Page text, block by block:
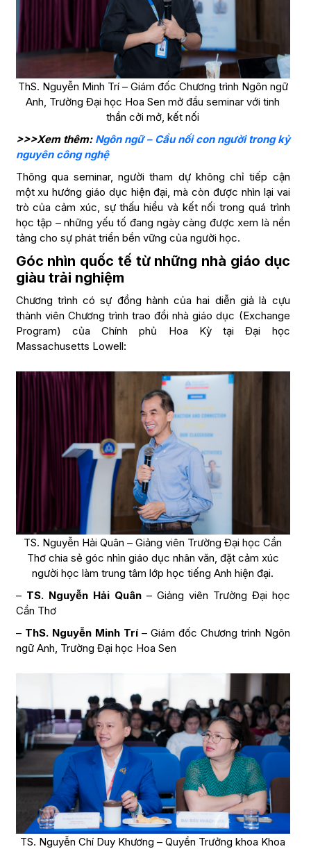
ThS. Nguyễn Minh Trí – Giám đốc Chương trình Ngôn ngữ
Anh, Trường Đại học Hoa Sen mở đầu seminar với tinh
thần cởi mở, kết nối
>>>Xem thêm: Ngôn ngữ – Cầu nối con người trong kỷ
nguyên công nghệ
Thông qua seminar, người tham dự không chỉ tiếp cận
một xu hướng giáo dục hiện đại, mà còn được nhìn lại vai
trò của cảm xúc, sự thấu hiểu và kết nối trong quá trình
học tập – những yếu tố đang ngày càng được xem là nền
tảng cho sự phát triển bền vững của người học.
Góc nhìn quốc tế từ những nhà giáo dục
giàu trải nghiệm
Chương trình có sự đồng hành của hai diễn giả là cựu
thành viên Chương trình trao đổi nhà giáo dục (Exchange
Program) của Chính phủ Hoa Kỳ tại Đại học
Massachusetts Lowell:
TS. Nguyễn Hải Quân – Giảng viên Trường Đại học Cần
Thơ chia sẻ góc nhìn giáo dục nhân văn, đặt cảm xúc
người học làm trung tâm lớp học tiếng Anh hiện đại.
– TS. Nguyễn Hải Quân– Giảng viên Trường Đại học
Cần Thơ
– ThS. Nguyễn Minh Trí– Giám đốc Chương trình Ngôn
ngữ Anh, Trường Đại học Hoa Sen
TS. Nguyễn Chí Duy Khương – Quyền Trưởng khoa Khoa